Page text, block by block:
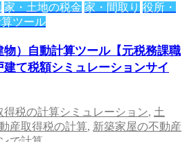
家・土地の税金 家・間取り 役所・
ツール
）自動計算ツール【元税務課職
建て税額シミュレーションサイ
得税の計算シミュレーション, 土
産取得税の計算, 新築家屋の不動産